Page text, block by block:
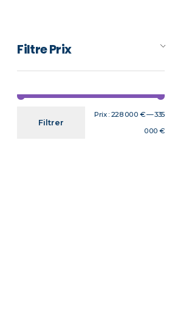
Filtre Prix
Filtrer
Prix : 228 000 €—335
000 €